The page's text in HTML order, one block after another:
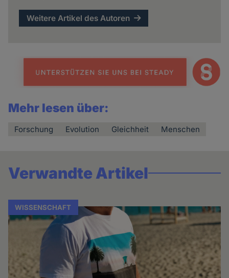
Weitere Artikel des Autoren
Mehr lesen über:
Forschung Evolution Gleichheit Menschen
Verwandte Artikel
WISSENSCHAFT